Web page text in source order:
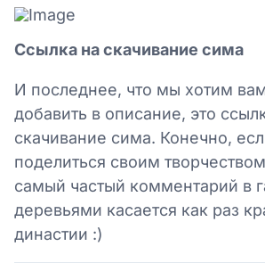
Ссылка на скачивание сима
И последнее, что мы хотим
добавить в описание, это
скачивание сима. Конечно,
поделиться своим
самый частый комментарий в
деревьями касается как раз
династии :)